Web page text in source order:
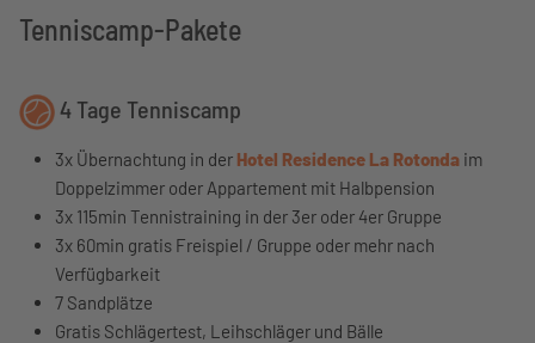
Tenniscamp-Pakete
4 Tage Tenniscamp
3x Übernachtung in der Hotel Residence La Rotonda im
Doppelzimmer oder Appartement mit Halbpension
3x 115min Tennistraining in der 3er oder 4er Gruppe
3x 60min gratis Freispiel / Gruppe oder mehr nach
Verfügbarkeit
7 Sandplätze
Gratis Schlägertest, Leihschläger und Bälle